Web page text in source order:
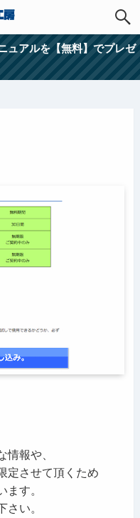
ュアルを【無料】でプレゼ
情報や、
定させて頂くため
ます。
さい。